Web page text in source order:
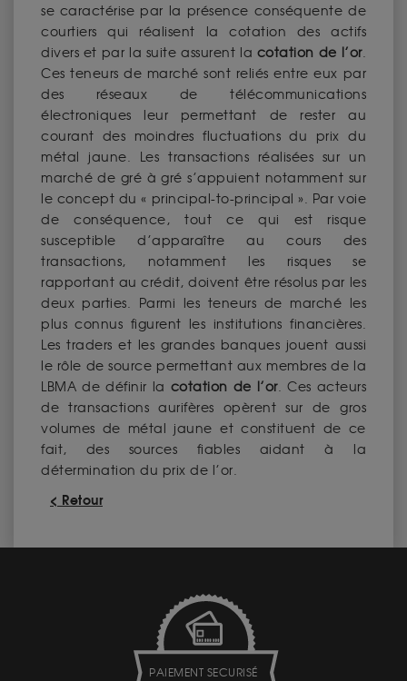
se caractérise par la présence conséquente de
courtiers qui réalisent la cotation des actifs
divers et par la suite assurent la cotation de l’or.
Ces teneurs de marché sont reliés entre eux par
des réseaux de télécommunications
électroniques leur permettant de rester au
courant des moindres fluctuations du prix du
métal jaune. Les transactions réalisées sur un
marché de gré à gré s’appuient notamment sur
le concept du « principal-to-principal ». Par voie
de conséquence, tout ce qui est risque
susceptible d’apparaître au cours des
transactions, notamment les risques se
rapportant au crédit, doivent être résolus par les
deux parties. Parmi les teneurs de marché les
plus connus figurent les institutions financières.
Les traders et les grandes banques jouent aussi
le rôle de source permettant aux membres de la
LBMA de définir la cotation de l’or. Ces acteurs
de transactions aurifères opèrent sur de gros
volumes de métal jaune et constituent de ce
fait, des sources fiables aidant à la
détermination du prix de l’or.
< Retour
PAIEMENT SECURISÉ